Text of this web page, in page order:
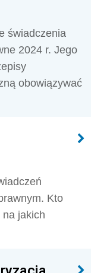
świadczenia
2024 r. Jego
obowiązywać
Kto
jakich